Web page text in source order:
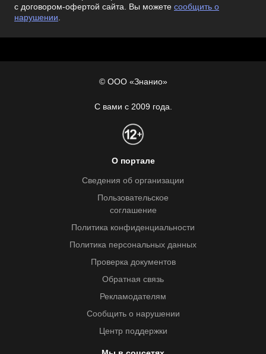
с договором-офертой сайта. Вы можете сообщить о
нарушении.
© ООО «Знанио»
С вами с 2009 года.
О портале
Сведения об организации
Пользовательское
соглашение
Политика конфиденциальности
Политика персональных данных
Проверка документов
Обратная связь
Рекламодателям
Сообщить о нарушении
Центр поддержки